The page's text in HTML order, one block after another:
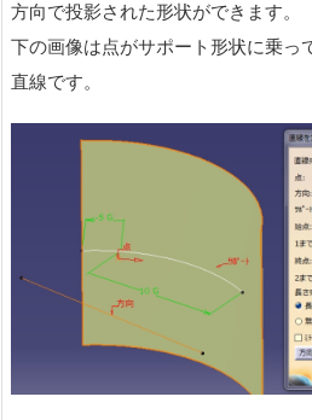
方向で投影された形状ができます。
下の画像は点がサポート形状に乗っ
直線です。